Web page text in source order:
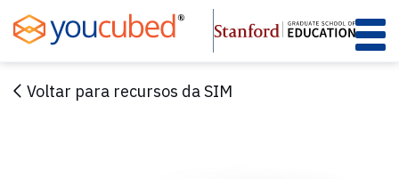
to
Content
Voltar para recursos da SIM